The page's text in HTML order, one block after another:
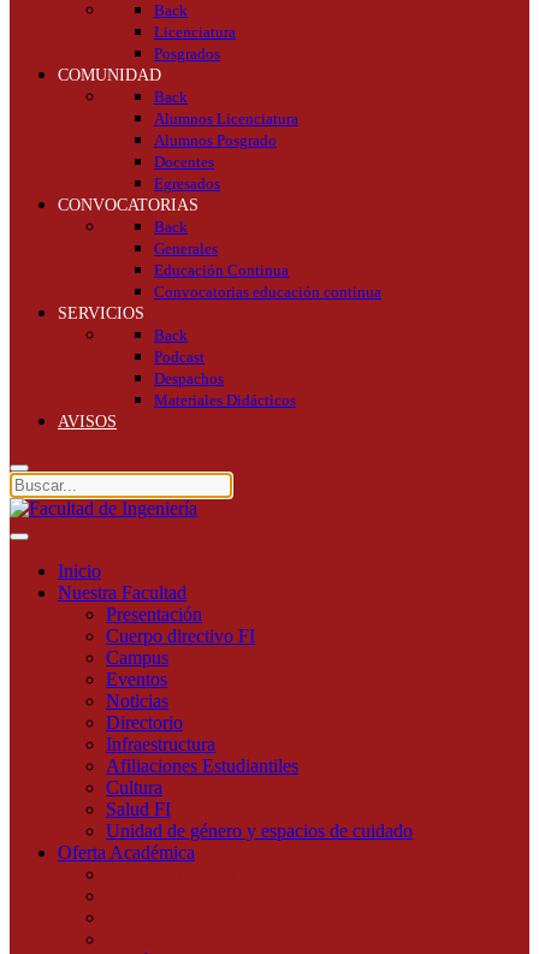
Back
Licenciatura
Posgrados
COMUNIDAD
Back
Alumnos Licenciatura
Alumnos Posgrado
Docentes
Egresados
CONVOCATORIAS
Back
Generales
Educación Continua
Convocatorias educación continua
SERVICIOS
Back
Podcast
Despachos
Materiales Didácticos
AVISOS
Inicio
Nuestra Facultad
Presentación
Cuerpo directivo FI
Campus
Eventos
Noticias
Directorio
Infraestructura
Afiliaciones Estudiantiles
Cultura
Salud FI
Unidad de género y espacios de cuidado
Oferta Académica